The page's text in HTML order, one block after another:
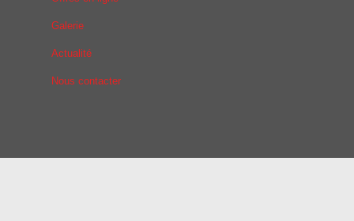
Galerie
Actualité
Nous contacter